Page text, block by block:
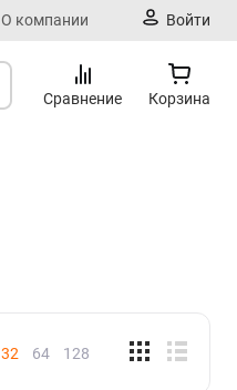
О компании Войти
Сравнение Корзина
32 64 128